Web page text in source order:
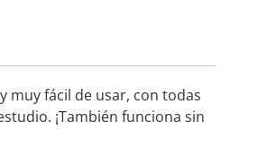
muy fácil de usar, con todas
¡También funciona sin